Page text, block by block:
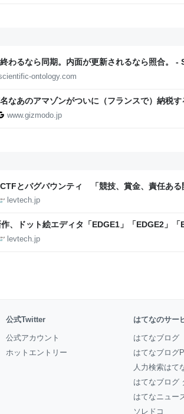
わるなら同期。内面が更新されるなら照合。
ontology.com
なあのアマゾンがついに（フランスで）納税
www.gizmodo.jp
とバグバウンティ 「競技、賞金、責任ある
ーカス】 - レバテックLAB
levtech.jp
、ドット絵エディタ「EDGE1」「EDGE2」
聞く【フォーカス】 - レバテックLAB
levtech.jp
公式Twitter
公式アカウント
ホットエントリー
はてなのサー
はてなブログ
はてなブログ
人力検索はて
はてなブログ
はてなニュー
ソレドコ